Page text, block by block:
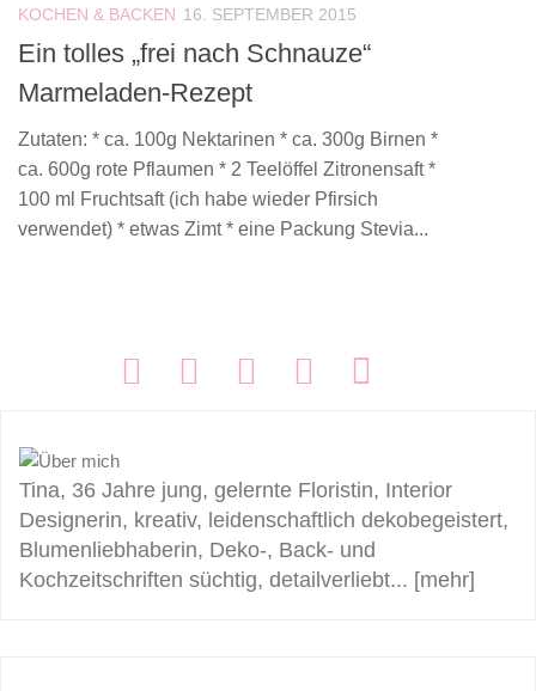
KOCHEN & BACKEN 16. SEPTEMBER 2015
Ein tolles „frei nach Schnauze“
Marmeladen-Rezept
Zutaten: * ca. 100g Nektarinen * ca. 300g Birnen *
ca. 600g rote Pflaumen * 2 Teelöffel Zitronensaft *
100 ml Fruchtsaft (ich habe wieder Pfirsich
verwendet) * etwas Zimt * eine Packung Stevia...
Tina, 36 Jahre jung, gelernte Floristin, Interior
Designerin, kreativ, leidenschaftlich dekobegeistert,
Blumenliebhaberin, Deko-, Back- und
Kochzeitschriften süchtig, detailverliebt... [mehr]